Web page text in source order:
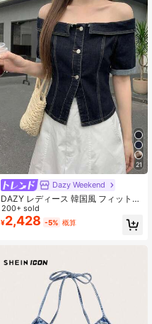
21
Dazy Weekend
DAZY レディース 韓国風 フィット
カジュアル デニムトップス 夏用
200+ sold
¥2,428 -5% 概算